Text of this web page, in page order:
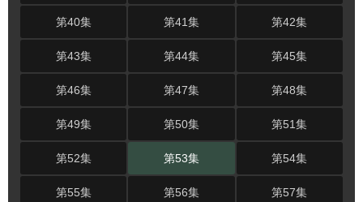
第40集 第41集 第42集
第43集 第44集 第45集
第46集 第47集 第48集
第49集 第50集 第51集
第52集 第53集 第54集
第55集 第56集 第57集